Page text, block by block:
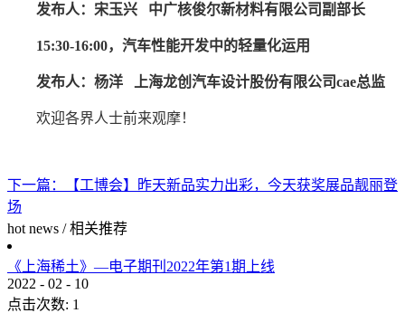
发布人： 宋玉兴 中广核俊尔新材料有限公司副部长
15:30-16:00，汽车性能开发中的轻量化运用
发布人： 杨洋 上海龙创汽车设计股份有限公司cae总监
欢迎各界人士前来观摩！
下一篇：
【工博会】昨天新品实力出彩，今天获奖展品靓丽登
场
hot news / 相关推荐
《上海稀土》—电子期刊2022年第1期上线
2022 - 02 - 10
点击次数: 1